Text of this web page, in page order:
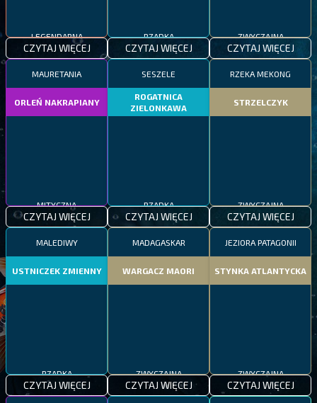
CZYTAJ WIĘCEJ CZYTAJ WIĘCEJ CZYTAJ WIĘCEJ
MAURETANIA
ORLEŃ NAKRAPIANY
CZYTAJ WIĘCEJ
SESZELE
ROGATNICA
ZIELONKAWA
CZYTAJ WIĘCEJ
RZEKA MEKONG
STRZELCZYK
CZYTAJ WIĘCEJ
MALEDIWY
USTNICZEK ZMIENNY
CZYTAJ WIĘCEJ
MADAGASKAR
WARGACZ MAORI
CZYTAJ WIĘCEJ
JEZIORA PATAGONII
STYNKA ATLANTYCKA
CZYTAJ WIĘCEJ